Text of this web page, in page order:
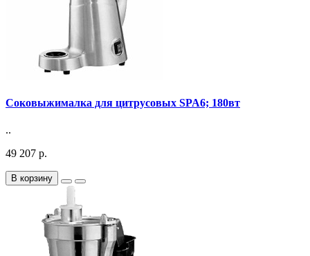
Соковыжималка для цитрусовых SPA6; 180вт
..
49 207 р.
В корзину